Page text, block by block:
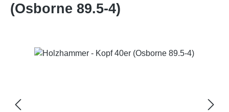
(Osborne 89.5-4)
Bildergalerie überspringen